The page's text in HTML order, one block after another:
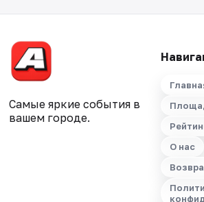
Самые яркие события в
вашем городе.
О нас